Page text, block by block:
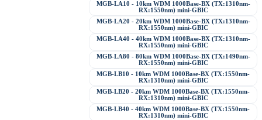
MGB-LA10 - 10km WDM 1000Base-BX (TX:1310nm-
RX:1550nm) mini-GBIC
MGB-LA20 - 20km WDM 1000Base-BX (TX:1310nm-
RX:1550nm) mini-GBIC
MGB-LA40 - 40km WDM 1000Base-BX (TX:1310nm-
RX:1550nm) mini-GBIC
MGB-LA80 - 80km WDM 1000Base-BX (TX:1490nm-
RX:1550nm) mini-GBIC
MGB-LB10 - 10km WDM 1000Base-BX (TX:1550nm-
RX:1310nm) mini-GBIC
MGB-LB20 - 20km WDM 1000Base-BX (TX:1550nm-
RX:1310nm) mini-GBIC
MGB-LB40 - 40km WDM 1000Base-BX (TX:1550nm-
RX:1310nm) mini-GBIC